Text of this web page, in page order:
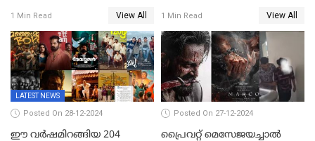
'കരയേണ്ടതും ഒറ്റപ്പെടേണ്ടതും
വേട്ടക്കാരനാണ്, വേദനകള്‍
സധൈര്യം പറയു;
പെണ്‍കുട്ടിയോട് റിനി ആര്‍
ജോര്‍ജ്
1 Min Read View All
ആന്തരിക രക്തസ്രാവം
1 Min Read View All
LATEST NEWS
Posted On 28-12-2024
ഈ വർഷമിറങ്ങിയ 204
Posted On 27-12-2024
പ്രൈവറ്റ് മെസേജയച്ചാല്‍